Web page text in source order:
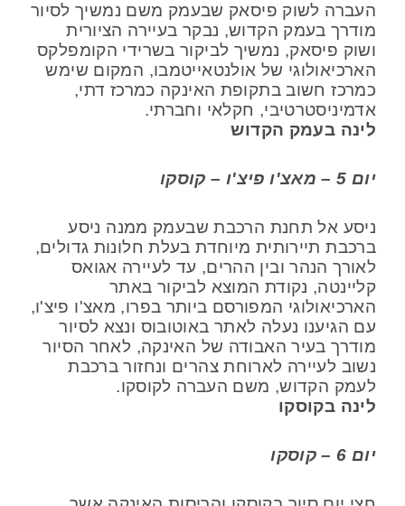
העברה לשוק פיסאק שבעמק משם נמשיך לסיור
מודרך בעמק הקדוש, נבקר בעיירה הציורית
ושוק פיסאק, נמשיך לביקור בשרידי הקומפלקס
הארכיאולוגי של אולנטאייטמבו, המקום שימש
כמרכז חשוב בתקופת האינקה כמרכז דתי,
אדמיניסטרטיבי, חקלאי וחברתי.
לינה בעמק הקדוש
יום 5 – מאצ'ו פיצ'ו – קוסקו
ניסע אל תחנת הרכבת שבעמק ממנה ניסע
ברכבת תיירותית מיוחדת בעלת חלונות גדולים,
לאורך הנהר ובין ההרים, עד לעיירה אגואס
קליינטה, נקודת המוצא לביקור באתר
הארכיאולוגי המפורסם ביותר בפרו, מאצ'ו פיצ'ו,
עם הגיענו נעלה לאתר באוטובוס ונצא לסיור
מודרך בעיר האבודה של האינקה, לאחר הסיור
נשוב לעיירה לארוחת צהרים ונחזור ברכבת
לעמק הקדוש, משם העברה לקוסקו.
לינה בקוסקו
יום 6 – קוסקו